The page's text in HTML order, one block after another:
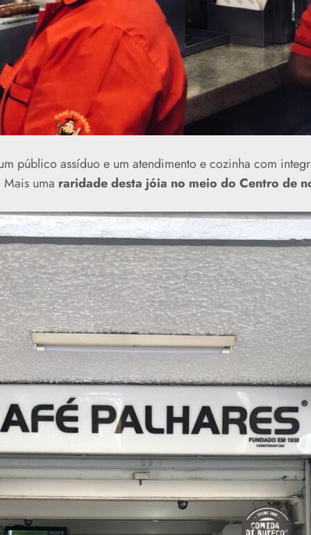
público assíduo e um atendimento e cozinha com
uma raridade desta jóia no meio do Centro de